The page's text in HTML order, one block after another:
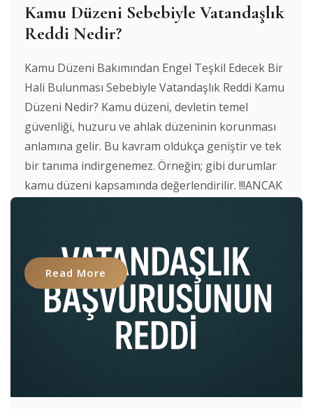
Kamu Düzeni Sebebiyle Vatandaşlık
Reddi Nedir?
Kamu Düzeni Bakımından Engel Teşkil Edecek Bir
Hali Bulunması Sebebiyle Vatandaşlık Reddi Kamu
Düzeni Nedir? Kamu düzeni, devletin temel
güvenliği, huzuru ve ahlak düzeninin korunması
anlamına gelir. Bu kavram oldukça geniştir ve tek
bir tanıma indirgenemez. Örneğin; gibi durumlar
kamu düzeni kapsamında değerlendirilir. !!!ANCAK
Read More